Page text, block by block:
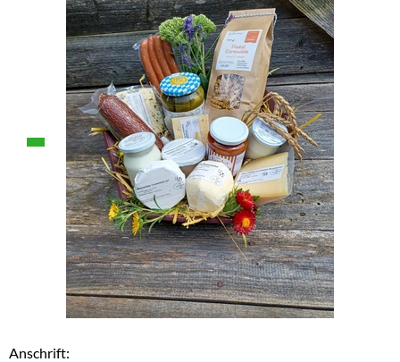
Anschrift: